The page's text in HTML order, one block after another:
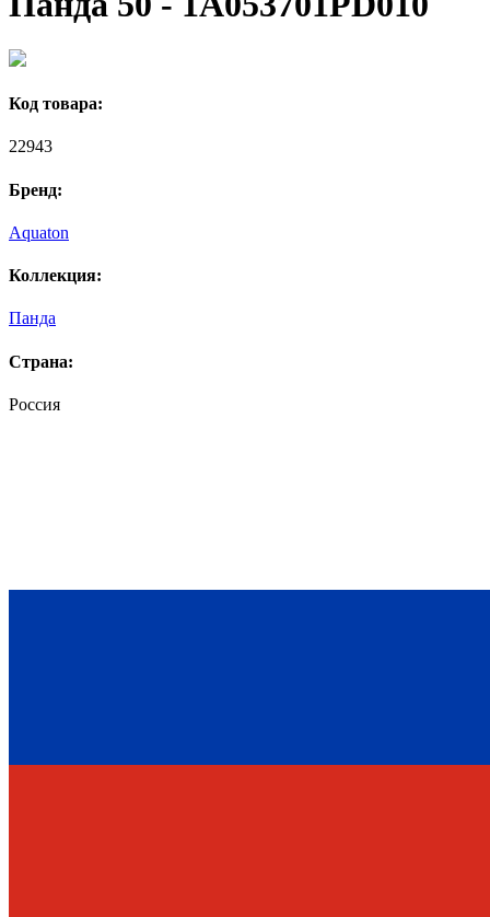
Код товара:
22943
Бренд:
Aquaton
Коллекция:
Панда
Страна:
Россия